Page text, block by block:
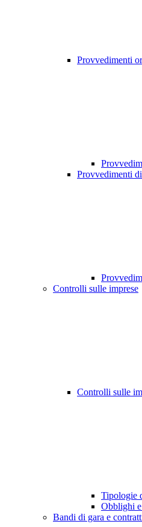
Provvedimenti
Provvedimenti
Controlli sulle imprese
Controlli sulle
Tipologie
Obblighi
Bandi di gara e